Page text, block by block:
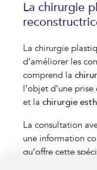
La chirurgie
La chirurgie
d’améliorer les
comprend la
l’objet d’une
et lachirurgie
La consultation
une information
qu’offre cette
Ce site utilise des cookies
actifs et nécessaires au
consentement, La Mutuelle
peuvent également déposer
analyser l’utilisation du site
contenus adaptés à vos
Vous pouvez à tout moment
choix. Pour en savoir plus,
protection des
Tout